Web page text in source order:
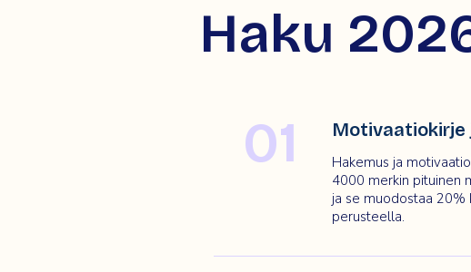
Haku
01 Motivaatiokirje
Hakemus ja
4000 merkin pituinen
ja se muodostaa 20%
perusteella.